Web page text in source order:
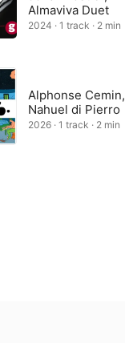
Almaviva Duet
2024 · 1 track · 2 min
Alphonse Cemin,
Nahuel di Pierro
2026 · 1 track · 2 min